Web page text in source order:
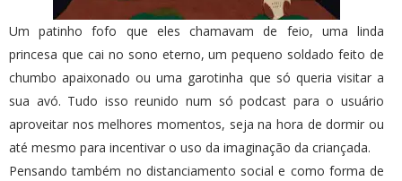
Um patinho fofo que eles chamavam de feio, uma linda
princesa que cai no sono eterno, um pequeno soldado feito de
chumbo apaixonado ou uma garotinha que só queria visitar a
sua avó. Tudo isso reunido num só podcast para o usuário
aproveitar nos melhores momentos, seja na hora de dormir ou
até mesmo para incentivar o uso da imaginação da criançada.
Pensando também no distanciamento social e como forma de